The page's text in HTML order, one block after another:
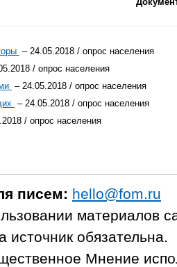
– 24.05.2018 / опрос населения
/ опрос населения
– 24.05.2018 / опрос населения
– 24.05.2018 / опрос населения
/ опрос населения
писем: hello@fom.ru
материалов
источник обязательна.
Мнение